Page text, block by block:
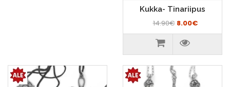
Kukka- Tinariipus
14.90€ 8.00€